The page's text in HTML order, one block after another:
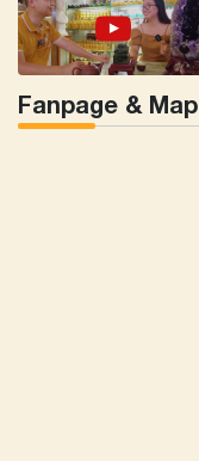
Fanpage & Map